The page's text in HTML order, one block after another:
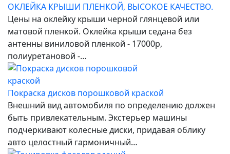
ОКЛЕЙКА КРЫШИ ПЛЕНКОЙ, ВЫСОКОЕ КАЧЕСТВО.
Цены на оклейку крыши черной глянцевой или
матовой пленкой. Оклейка крыши седана без
антенны виниловой пленкой - 17000р,
полиуретановой -…
Покраска дисков порошковой краской
Внешний вид автомобиля по определению должен
быть привлекательным. Экстерьер машины
подчеркивают колесные диски, придавая облику
авто целостный гармоничный…